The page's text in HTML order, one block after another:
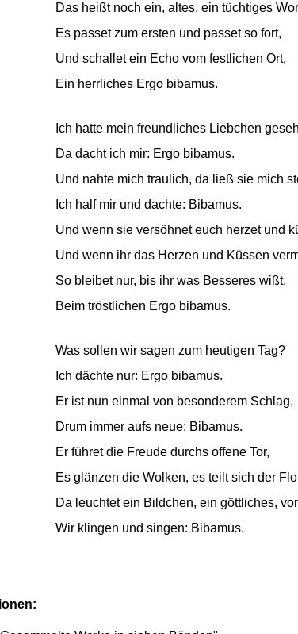
Das heißt noch ein, altes, ein tüchtiges
Es passet zum ersten und passet so fort,
Und schallet ein Echo vom festlichen Ort,
Ein herrliches Ergo bibamus.
Ich hatte mein freundliches Liebchen
Da dacht ich mir: Ergo bibamus.
Und nahte mich traulich, da ließ sie mich
Ich half mir und dachte: Bibamus.
Und wenn sie versöhnet euch herzet und
Und wenn ihr das Herzen und Küssen
So bleibet nur, bis ihr was Besseres wißt,
Beim tröstlichen Ergo bibamus.
Was sollen wir sagen zum heutigen Tag?
Ich dächte nur: Ergo bibamus.
Er ist nun einmal von besonderem Schlag,
Drum immer aufs neue: Bibamus.
Er führet die Freude durchs offene Tor,
Es glänzen die Wolken, es teilt sich der
Da leuchtet ein Bildchen, ein göttliches,
Wir klingen und singen: Bibamus.